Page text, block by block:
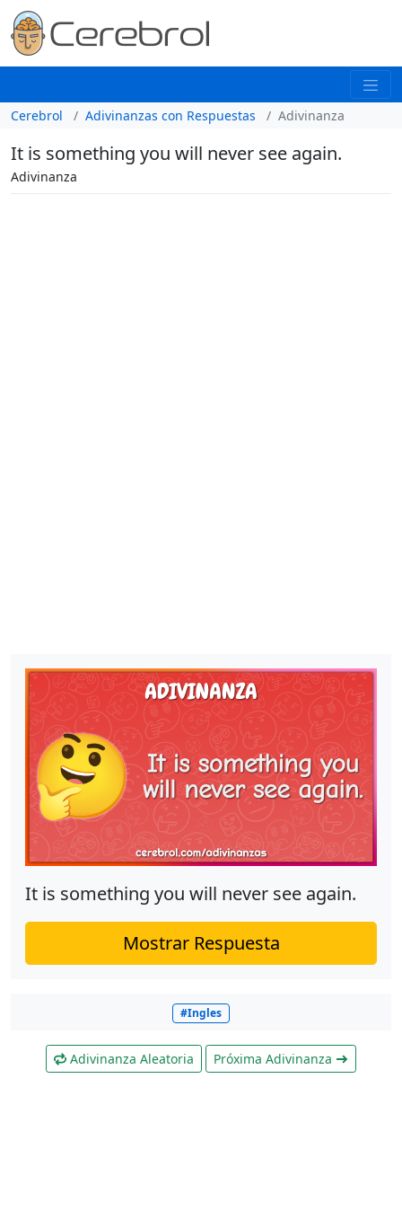
Cerebrol Adivinanzas con Respuestas Adivinanza
It is something you will never see again.
Adivinanza
It is something you will never see again.
Mostrar Respuesta
#Ingles
Adivinanza Aleatoria Próxima Adivinanza